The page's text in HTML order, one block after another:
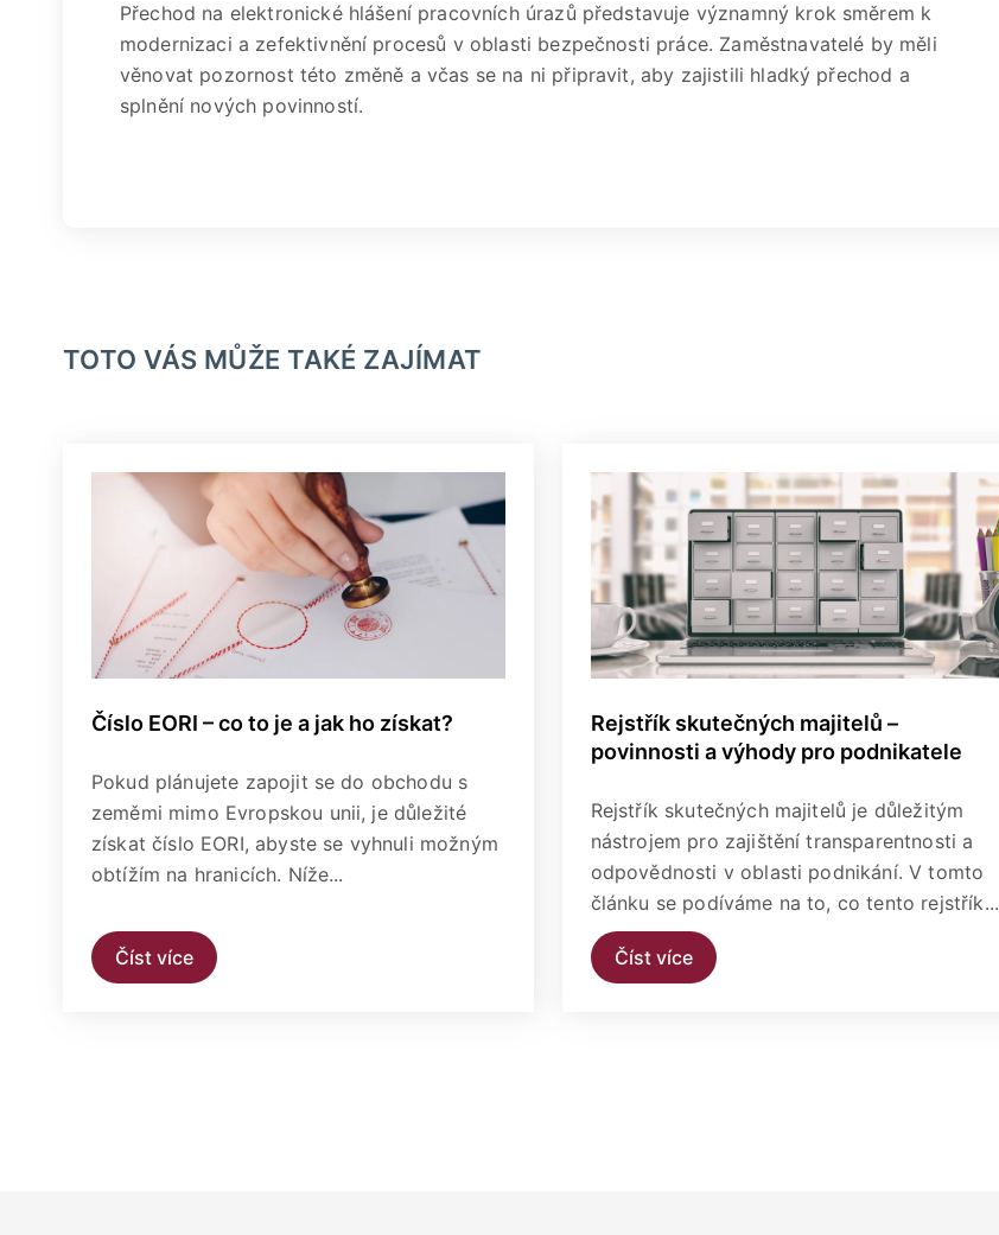
Přechod na elektronické hlášení pracovních úrazů představuje významný krok směrem k
modernizaci a zefektivnění procesů v oblasti bezpečnosti práce. Zaměstnavatelé by měli
věnovat pozornost této změně a včas se na ni připravit, aby zajistili hladký přechod a
splnění nových povinností.
TOTO VÁS MŮŽE TAKÉ ZAJÍMAT
Číslo EORI – co to je a jak ho získat?
Pokud plánujete zapojit se do obchodu s
zeměmi mimo Evropskou unii, je důležité
získat číslo EORI, abyste se vyhnuli možným
obtížím na hranicích. Níže...
Číst více
Rejstřík skutečných majitelů –
povinnosti a výhody pro podnikatele
Rejstřík skutečných majitelů je důležitým
nástrojem pro zajištění transparentnosti a
odpovědnosti v oblasti podnikání. V tomto
článku se podíváme na to, co tento rejstřík...
Číst více